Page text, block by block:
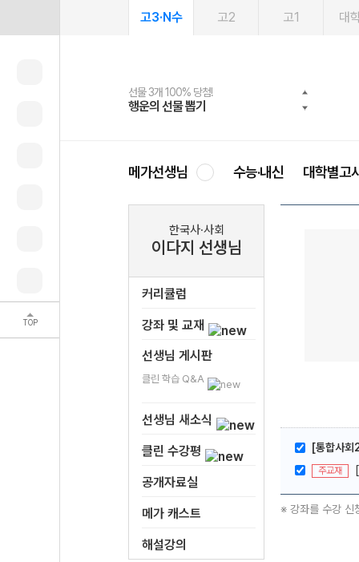
TOP
고3·N수 고2 고1 대
선물 3개 100% 당첨!
행운의 선물 뽑기
선물 100% 증정!
메가스터디 X 올리브
여름방학 스터디 캐시백
메가런 썸머스쿨
2027 러셀 단과
강사 공개선발
스마트러닝앱
설문 EVENT
메가패스
3일 무료 체험권
메가패스 수강생 무료혜택!
메가클럽 멤버십
사회공헌 캠페인
희망이룸 메가나눔
메가선생님 수능·내신 대학별고
한국사·사회
이다지 선생님
커리큘럼
강좌 및 교재
선생님 게시판
클린 학습 Q&A
선생님 새소식
클린 수강평
공개자료실
메가 캐스트
해설강의
[통합사회
주교재
※ 강좌를 수강 신